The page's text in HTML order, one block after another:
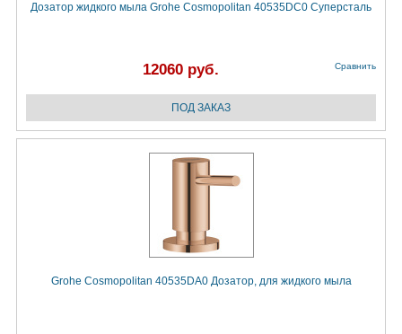
Дозатор жидкого мыла Grohe Cosmopolitan 40535DC0 Суперсталь
12060 руб. Сравнить
Grohe Cosmopolitan 40535DA0 Дозатор, для жидкого мыла